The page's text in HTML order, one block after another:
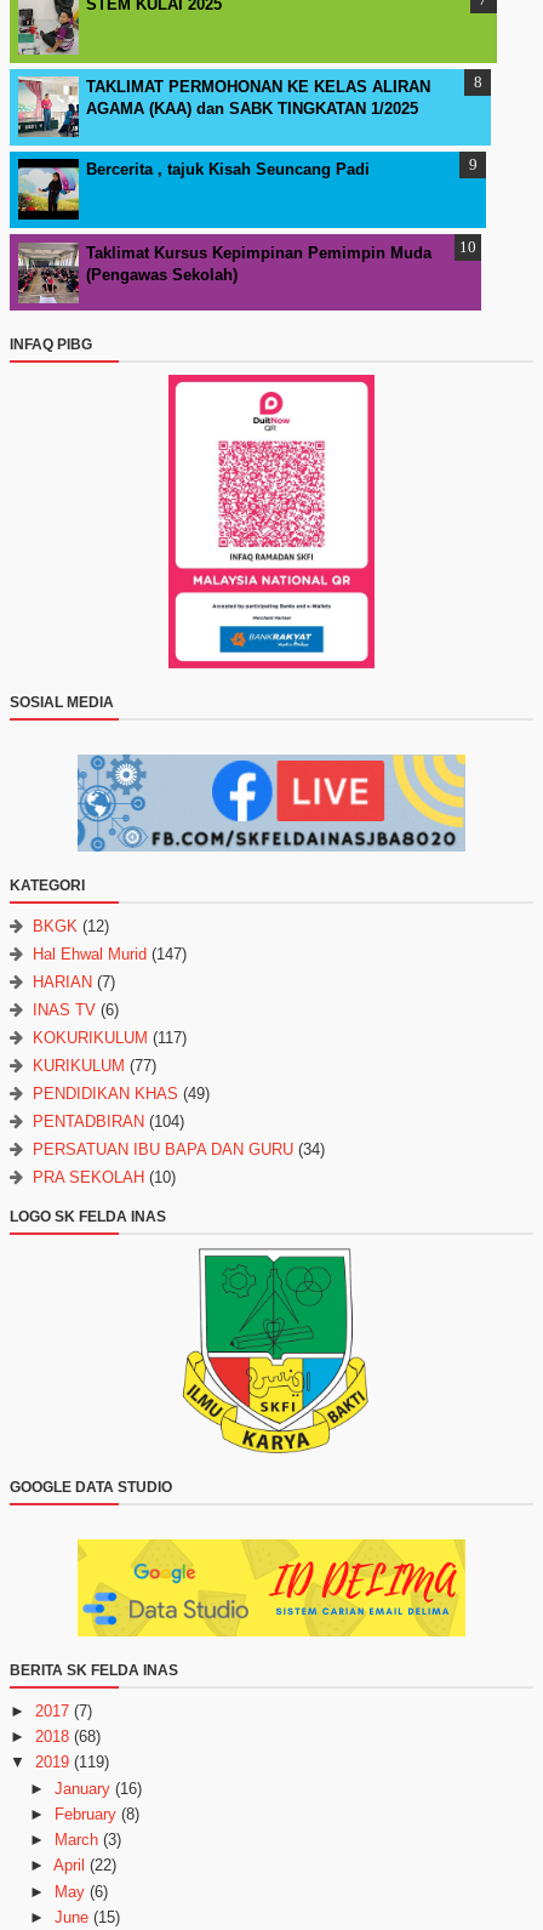
STEM KULAI 2025
TAKLIMAT PERMOHONAN KE KELAS ALIRAN
AGAMA (KAA) dan SABK TINGKATAN 1/2025
Bercerita , tajuk Kisah Seuncang Padi
Taklimat Kursus Kepimpinan Pemimpin Muda
(Pengawas Sekolah)
INFAQ PIBG
SOSIAL MEDIA
KATEGORI
BKGK (12)
Hal Ehwal Murid (147)
HARIAN (7)
INAS TV (6)
KOKURIKULUM (117)
KURIKULUM (77)
PENDIDIKAN KHAS (49)
PENTADBIRAN (104)
PERSATUAN IBU BAPA DAN GURU (34)
PRA SEKOLAH (10)
LOGO SK FELDA INAS
GOOGLE DATA STUDIO
BERITA SK FELDA INAS
► 2017 (7)
► 2018 (68)
▼
2019 (119)
► January (16)
►
February (8)
►
March (3)
► April (22)
► May (6)
► June (15)